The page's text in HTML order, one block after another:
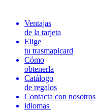
Ventajas
de la tarjeta
Elige
tu trasmapicard
Cómo
obtenerla
Catálogo
de regalos
Contacta con nosotros
idiomas